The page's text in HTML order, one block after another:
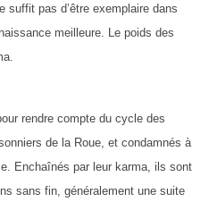
suffit pas d’être exemplaire dans
meilleure. Le poids des
rendre compte du cycle des
de la Roue, et condamnés à
Enchaînés par leur karma, ils sont
sans fin, généralement une suite